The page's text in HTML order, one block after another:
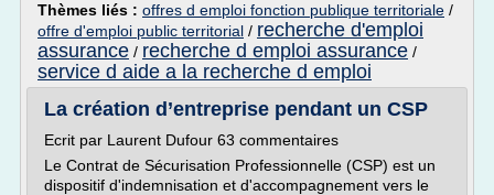
Thèmes liés : offres d emploi fonction publique territoriale /
offre d'emploi public territorial / recherche d'emploi
assurance / recherche d emploi assurance /
service d aide a la recherche d emploi
La création d’entreprise pendant un CSP
Ecrit par Laurent Dufour 63 commentaires
Le Contrat de Sécurisation Professionnelle (CSP) est un
dispositif d'indemnisation et d'accompagnement vers le